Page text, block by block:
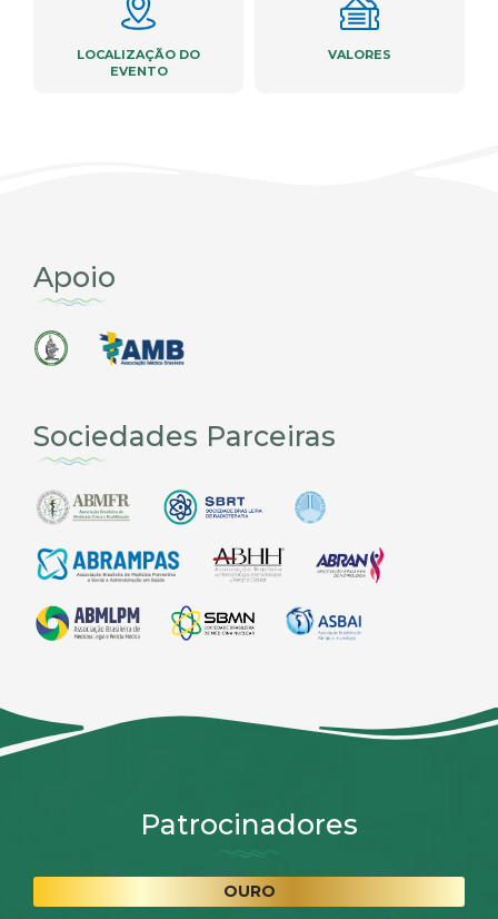
LOCALIZAÇÃO DO
EVENTO
VALORES
Apoio
Sociedades Parceiras
Patrocinadores
OURO